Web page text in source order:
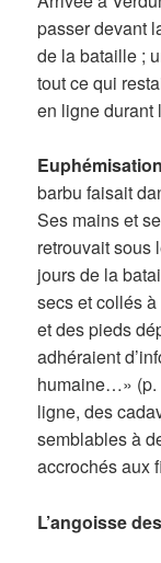
passer devant
de la bataille ;
tout ce qui
en ligne durant
barbu faisait
Ses mains et
retrouvait sous
jours de la
secs et collés
et des pieds
adhéraient
humaine…» (p.
ligne, des
semblables à
accrochés aux
L’angoisse